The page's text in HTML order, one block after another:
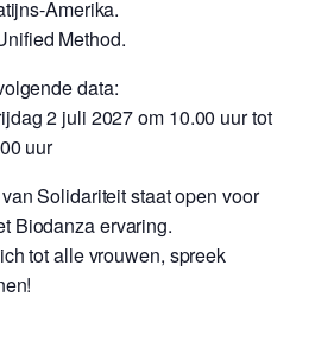
Amerika.
Method.
data:
2 juli 2027 om 10.00 uur tot
uur
Solidariteit staat open voor
Biodanza ervaring.
tot alle vrouwen, spreek